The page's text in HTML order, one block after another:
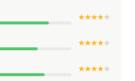
★ ★ ★ ★★
★ ★ ★ ★★
★ ★ ★ ★★